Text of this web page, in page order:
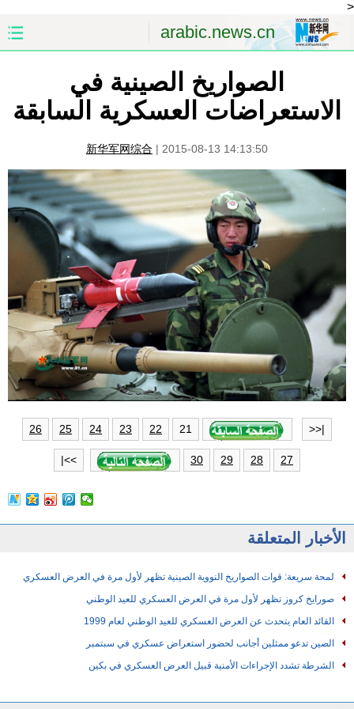
<
arabic.news.cn
الصين
الشرق الأوسط العالم
الاقتصاد
العلوم والصحة الثقافة والتعليم
الرياضة السياحة والبيئة
مؤتمر صحفى للخارجية الصور
الصواريخ الصينية في
الاستعراضات العسكرية السابقة
新华军网综合 | 2015-08-13 14:13:50
|<<
21
22
23
24
25
26
27
28
29
30
>>|
الأخبار المتعلقة
لمحة سريعة: قوات الصواريخ النووية الصينية تظهر لأول مرة في العرض العسكري
صورايخ كروز تظهر لأول مرة في العرض العسكري للعيد الوطني
القائد العام يتحدث عن العرض العسكري للعيد الوطني لعام 1999
الصين تدعو ممثلين أجانب لحضور استعراض عسكري في سبتمبر
الشرطة تشدد الإجراءات الأمنية قبيل العرض العسكري في بكين